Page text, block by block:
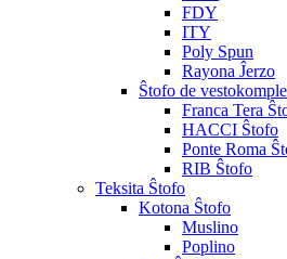
FDY
ITY
Poly Spun
Rayona Ĵerzo
Ŝtofo de
Franca Tera
HACCI Ŝtofo
Ponte Roma
RIB Ŝtofo
Teksita Ŝtofo
Kotona Ŝtofo
Muslino
Poplino